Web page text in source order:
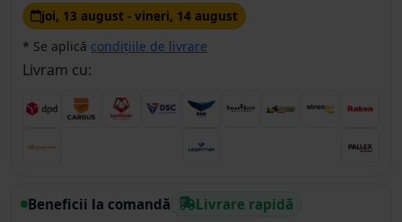
joi, 13 august - vineri, 14 august
* Se aplică condițiile de livrare
Livram cu:
Beneficii la comandă Livrare rapidă